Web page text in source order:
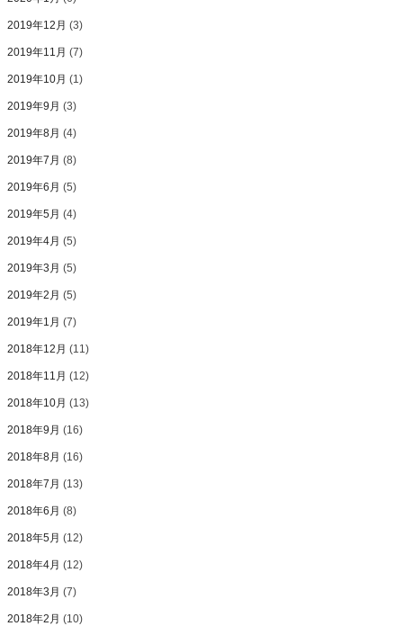
2019年12月 (3)
2019年11月 (7)
2019年10月 (1)
2019年9月 (3)
2019年8月 (4)
2019年7月 (8)
2019年6月 (5)
2019年5月 (4)
2019年4月 (5)
2019年3月 (5)
2019年2月 (5)
2019年1月 (7)
2018年12月 (11)
2018年11月 (12)
2018年10月 (13)
2018年9月 (16)
2018年8月 (16)
2018年7月 (13)
2018年6月 (8)
2018年5月 (12)
2018年4月 (12)
2018年3月 (7)
2018年2月 (10)